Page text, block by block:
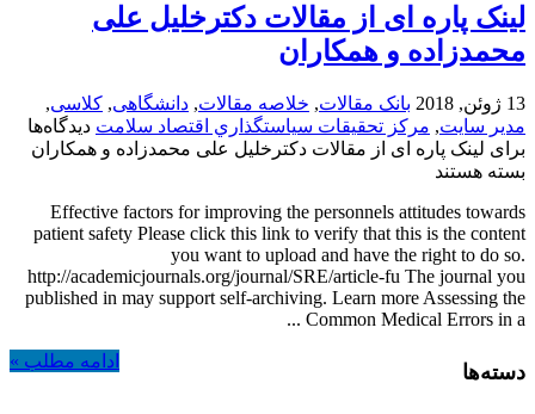
لینک پاره ای از مقالات دکترخلیل علی
محمدزاده و همکاران
13 ژوئن, 2018 بانک مقالات, خلاصه مقالات, دانشگاهی, کلاسی,
مدیر سایت, مركز تحقيقات سياستگذاري اقتصاد سلامت دیدگاه‌ها
برای لینک پاره ای از مقالات دکترخلیل علی محمدزاده و همکاران
بسته هستند
Effective factors for improving the personnels attitudes towards
patient safety Please click this link to verify that this is the content
you want to upload and have the right to do so.
http://academicjournals.org/journal/SRE/article-fu The journal you
published in may support self-archiving. Learn more Assessing the
Common Medical Errors in a ...
ادامه مطلب » دسته‌ها